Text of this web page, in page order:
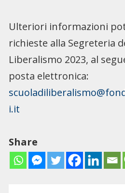
Ulteriori informazioni
richieste alla Segreteria
Liberalismo 2023, al
posta elettronica:
i.it
Share